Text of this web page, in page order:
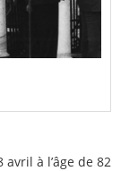
à l’âge de 82